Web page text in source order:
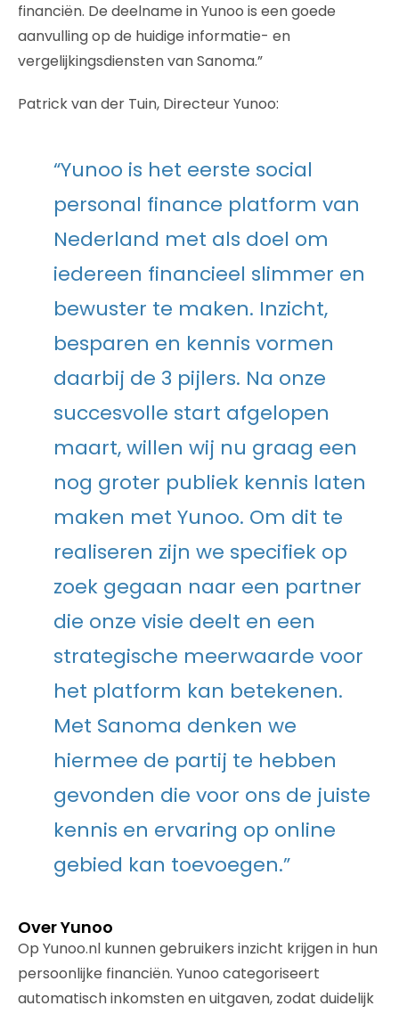
financiën. De deelname in Yunoo is een goede
aanvulling op de huidige informatie- en
vergelijkingsdiensten van Sanoma.”
Patrick van der Tuin, Directeur Yunoo:
“Yunoo is het eerste social
personal finance platform van
Nederland met als doel om
iedereen financieel slimmer en
bewuster te maken. Inzicht,
besparen en kennis vormen
daarbij de 3 pijlers. Na onze
succesvolle start afgelopen
maart, willen wij nu graag een
nog groter publiek kennis laten
maken met Yunoo. Om dit te
realiseren zijn we specifiek op
zoek gegaan naar een partner
die onze visie deelt en een
strategische meerwaarde voor
het platform kan betekenen.
Met Sanoma denken we
hiermee de partij te hebben
gevonden die voor ons de juiste
kennis en ervaring op online
gebied kan toevoegen.”
Over Yunoo
Op Yunoo.nl kunnen gebruikers inzicht krijgen in hun
persoonlijke financiën. Yunoo categoriseert
automatisch inkomsten en uitgaven, zodat duidelijk